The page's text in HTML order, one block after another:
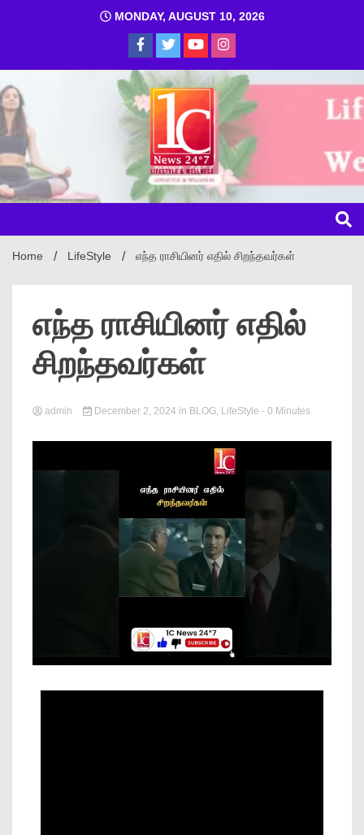
MONDAY, AUGUST 10, 2026
1C
News
Online
Home LifeStyle எந்த ராசியினர் எதில் சிறந்தவர்கள்
எந்த ராசியினர் எதில்
சிறந்தவர்கள்
admin December 2, 2024 in BLOG, LifeStyle - 0 Minutes